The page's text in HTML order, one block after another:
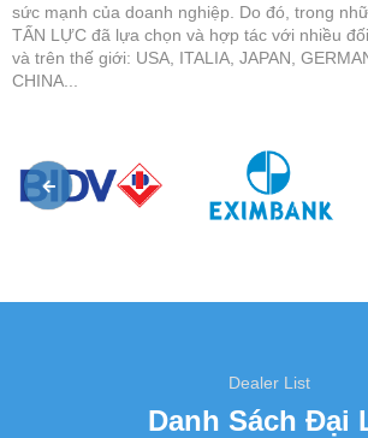
sức mạnh của doanh nghiệp. Do đó, trong
TẤN LỰC đã lựa chọn và hợp tác với nhiều
và trên thế giới: USA, ITALIA, JAPAN,
CHINA...
Dealer List
Danh Sách Đại